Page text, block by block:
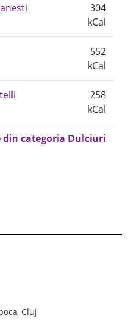
304
kCal
552
kCal
258
kCal
categoria Dulciuri
Cluj